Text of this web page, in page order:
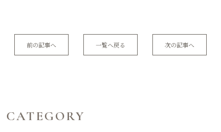
前の記事へ 一覧へ戻る 次の記事へ
CATEGORY